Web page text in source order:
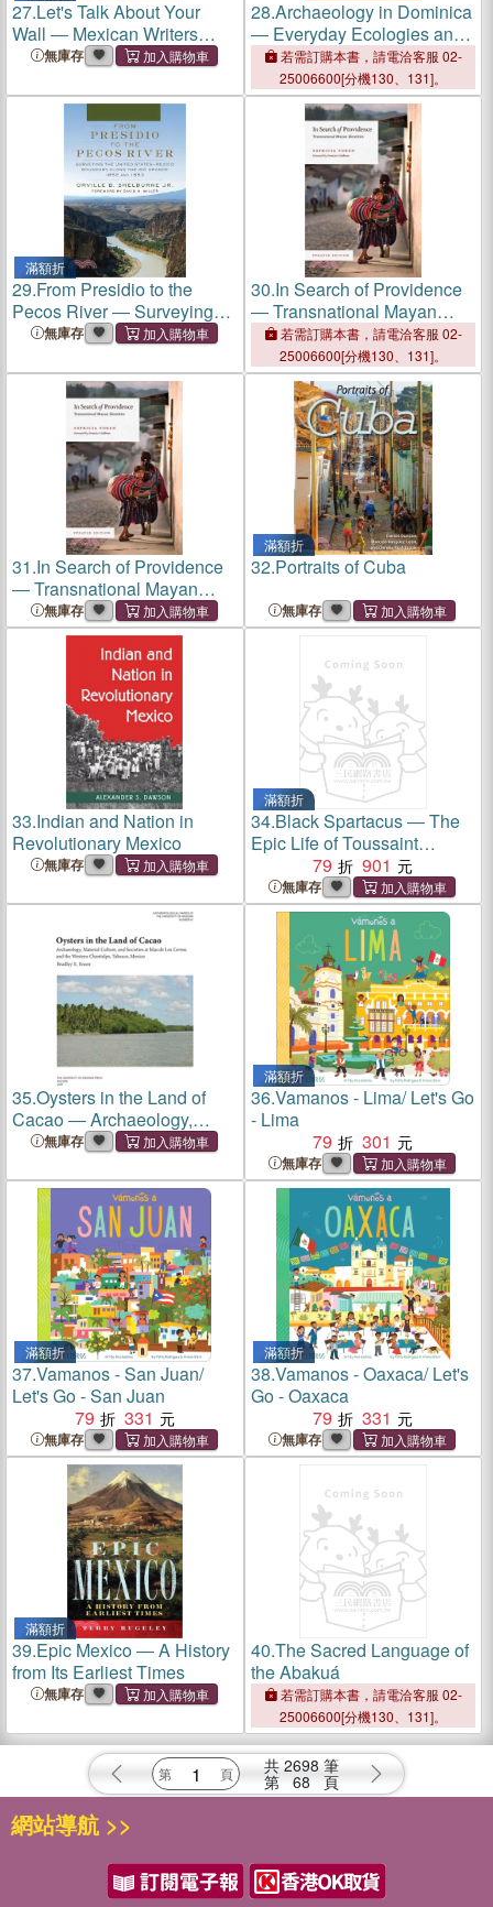
27.Let's Talk About Your
Wall ― Mexican Writers
Respond to the Immigration
無庫存
28.Archaeology in Dominica
― Everyday Ecologies and
Economies at Morne Patate
若需訂購本書，請電洽客服 02-
25006600[分機130、131]。
滿額折
29.From Presidio to the
Pecos River ― Surveying
the United States–mexico
Grande, 1852 and 1853
無庫存
30.In Search of Providence
― Transnational Mayan
Identities
若需訂購本書，請電洽客服 02-
25006600[分機130、131]。
31.In Search of Providence
― Transnational Mayan
Identities
無庫存
滿額折
32.Portraits of Cuba
無庫存
33.Indian and Nation in
Revolutionary Mexico
無庫存
滿額折
34.Black Spartacus ― The
Epic Life of Toussaint
Louverture
79 901
無庫存
35.Oysters in the Land of
Cacao ― Archaeology,
Material Culture, and
Cerros and the Western
Chontalpa, Tabasco, Mexico
無庫存
滿額折
36.Vamanos - Lima/ Let's Go
- Lima
79
301
無庫存
滿額折
37.Vamanos - San Juan/
Let's Go - San Juan
79
331
無庫存
滿額折
38.Vamanos - Oaxaca/ Let's
Go - Oaxaca
79
331
無庫存
滿額折
39.Epic Mexico ― A History
from Its Earliest Times
無庫存
40.The Sacred Language of
the Abakuá
若需訂購本書，請電洽客服 02-
25006600[分機130、131]。
共 2698 筆
第 68 頁
網站導航 >>